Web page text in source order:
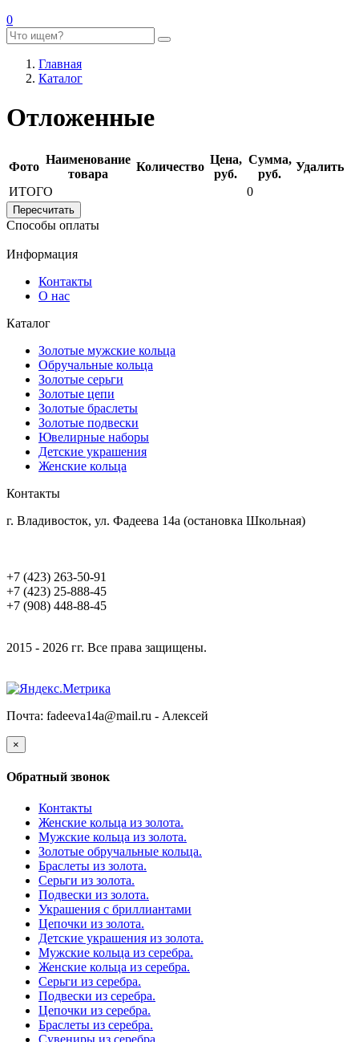
0
Главная
Каталог
Отложенные
Фото
Наименование
товара
Количество
Цена,
руб.
Сумма,
руб.
Удалить
ИТОГО
0
Способы оплаты
Информация
Контакты
О нас
Каталог
Золотые мужские кольца
Обручальные кольца
Золотые серьги
Золотые цепи
Золотые браслеты
Золотые подвески
Ювелирные наборы
Детские украшения
Женские кольца
Контакты
г. Владивосток, ул. Фадеева 14а (остановка Школьная)
+7 (423) 263-50-91
+7 (423) 25-888-45
+7 (908) 448-88-45
2015 - 2026 гг. Все права защищены.
Почта: fadeeva14a@mail.ru - Алексей
×
Обратный звонок
Контакты
Женские кольца из золота.
Мужские кольца из золота.
Золотые обручальные кольца.
Браслеты из золота.
Серьги из золота.
Подвески из золота.
Украшения с бриллиантами
Цепочки из золота.
Детские украшения из золота.
Мужские кольца из серебра.
Женские кольца из серебра.
Серьги из серебра.
Подвески из серебра.
Цепочки из серебра.
Браслеты из серебра.